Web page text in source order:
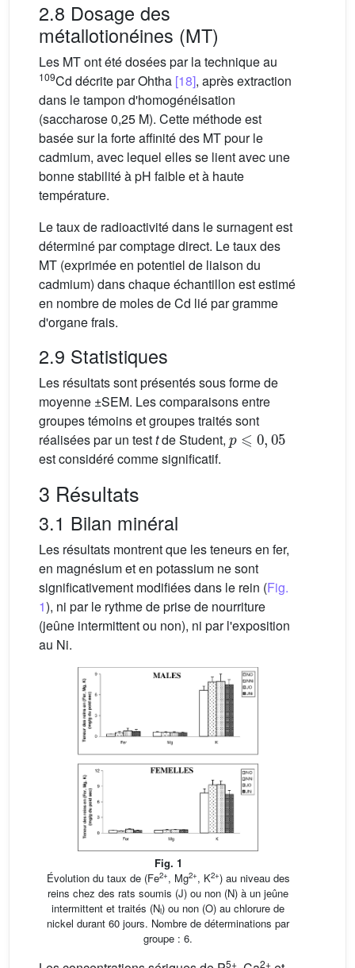
2.8 Dosage des
métallotionéines (MT)
Les MT ont été dosées par la technique au
109Cd décrite par Ohtha [18], après extraction
dans le tampon d'homogénéisation
(saccharose 0,25 M). Cette méthode est
basée sur la forte affinité des MT pour le
cadmium, avec lequel elles se lient avec une
bonne stabilité à pH faible et à haute
température.
Le taux de radioactivité dans le surnagent est
déterminé par comptage direct. Le taux des
MT (exprimée en potentiel de liaison du
cadmium) dans chaque échantillon est estimé
en nombre de moles de Cd lié par gramme
d'organe frais.
2.9 Statistiques
Les résultats sont présentés sous forme de
moyenne ±SEM. Les comparaisons entre
groupes témoins et groupes traités sont
réalisées par un testtde Student,
p⩽0,
est considéré comme significatif.
3 Résultats
3.1 Bilan minéral
Les résultats montrent que les teneurs en fer,
en magnésium et en potassium ne sont
significativement modifiées dans le rein (Fig.
1), ni par le rythme de prise de nourriture
(jeûne intermittent ou non), ni par l'exposition
au Ni.
Fig. 1
Évolution du taux de (Fe2+, Mg2+, K2+) au niveau des
reins chez des rats soumis (J) ou non (N) à un jeûne
intermittent et traités (Ni) ou non (O) au chlorure de
nickel durant 60 jours. Nombre de déterminations par
groupe : 6.
5+ 2+